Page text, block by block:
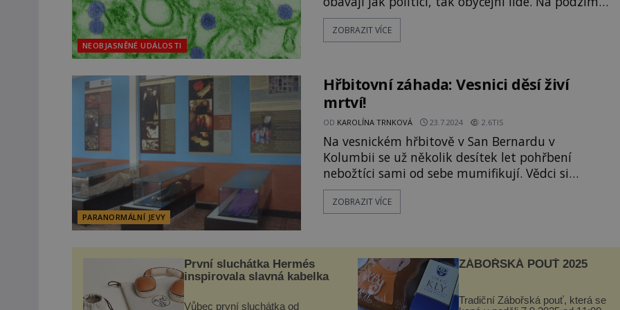
NEOBJASNĚNÉ UDÁLOSTI
minulého roku bylo evidováno 16 pacientů
nakažených touto chorobou i v Česku! Není divu,
z nich něco pravdy? V
ZOBRAZIT VÍCE
PARANORMÁLNÍ JEVY
Hřbitovní záhada: Vesnici děsí živí
mrtví!
OD KAROLÍNA TRNKOVÁ 23.7.2024 2.6TIS
Na vesnickém hřbitově v San Bernardu v
Kolumbii se už několik desítek let pohřbení
nebožtíci sami od sebe mumifikují. Vědci si
přitom marně lámou hlavu, co se to děje. Činí tak
jeden nebožtík po druhém. Co se odehrává
kolumbijském San Bernardu, ležícím asi 100 km
ZOBRAZIT VÍCE
První sluchátka Hermés
inspirovala slavná kabelka
Vůbec první sluchátka od
ZÁBOŘSKÁ POUŤ 2025
Tradiční Zábořská pouť, která se